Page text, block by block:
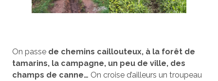
On passe de chemins caillouteux, à la forêt de
tamarins, la campagne, un peu de ville, des
champs de canne… On croise d’ailleurs un troupeau